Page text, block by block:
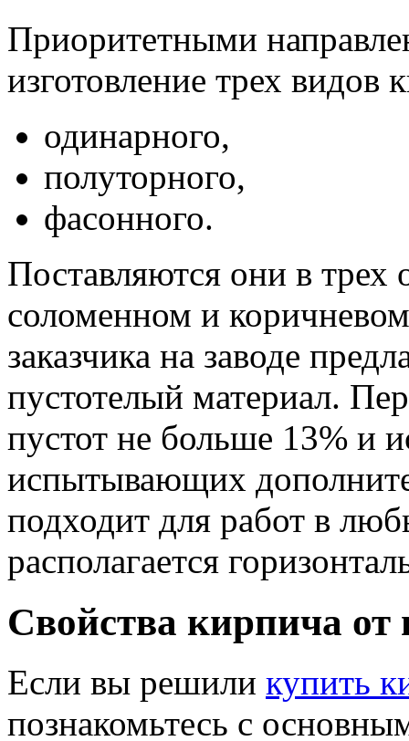
Приоритетными
изготовление трех видов
одинарного,
полуторного,
фасонного.
Поставляются они в трех
соломенном и
заказчика на заводе
пустотелый материал.
пустот не больше 13% и
испытывающих
подходит для работ в
располагается
Свойства кирпича от
Если вы решили купить
познакомьтесь с